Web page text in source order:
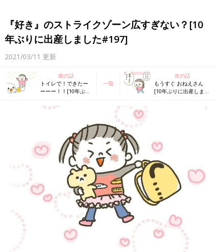
『好き』のストライクゾーン広すぎない？[10
年ぶりに出産しました#197]
2021/03/11 更新
前の話
トイレで！できたー
ーーー！！[10年ぶり
一覧
次の話
もうすぐ おねえさん
[10年ぶりに出産しまし